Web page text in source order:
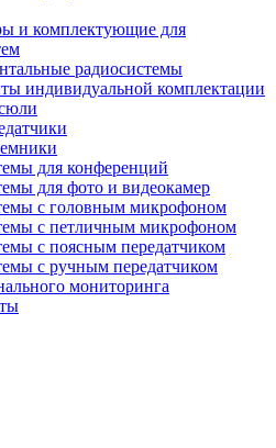
и комплектующие для
радиосистемы
индивидуальной комплектации
для конференций
для фото и видеокамер
с головным микрофоном
с петличным микрофоном
с поясным передатчиком
с ручным передатчиком
мониторинга